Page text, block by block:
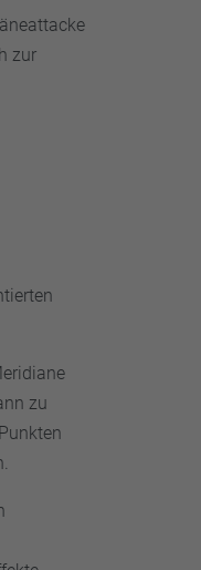
zur
zu